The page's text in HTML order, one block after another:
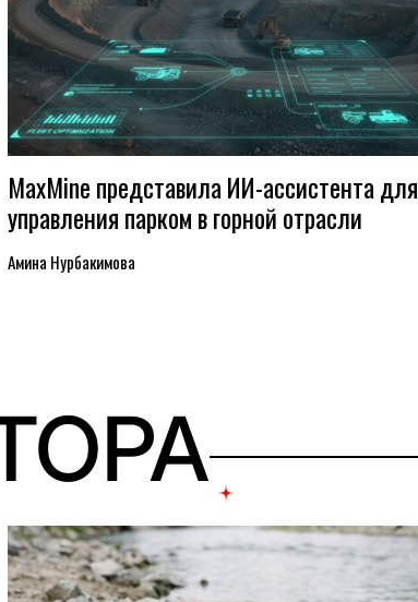
MaxMine представила ИИ-ассистента для
управления парком в горной отрасли
Амина Нурбакимова